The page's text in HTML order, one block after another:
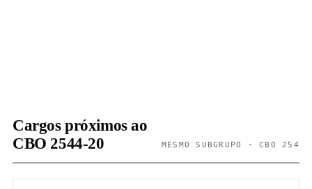
Cargos próximos ao
CBO 2544-20
MESMO SUBGRUPO · CBO 254